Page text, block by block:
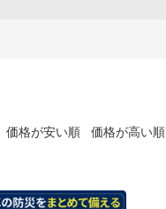
価格が安い順 価格が高い順